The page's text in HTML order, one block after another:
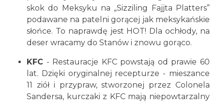
skok do Meksyku na „Sizziling Fajjta Platters”
podawane na patelni gorącej jak meksykańskie
słońce. To naprawdę jest HOT! Dla ochłody, na
deser wracamy do Stanów i znowu gorąco.
KFC - Restauracje KFC powstają od prawie 60
lat. Dzięki oryginalnej recepturze - mieszance
11 ziół i przypraw, stworzonej przez Colonela
Sandersa, kurczaki z KFC mają niepowtarzalny